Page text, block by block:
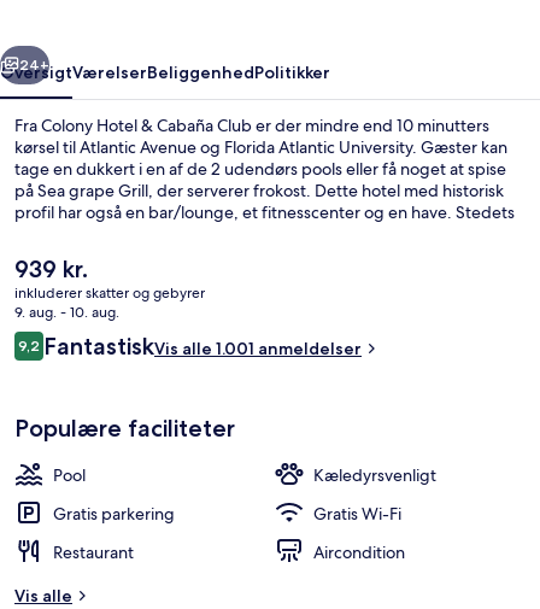
Næste
24+
OversigtVærelserBeliggenhedPolitikker
Fra Colony Hotel & Cabaña Club er der mindre end 10 minutters
kørsel til Atlantic Avenue og Florida Atlantic University. Gæster kan
tage en dukkert i en af de 2 udendørs pools eller få noget at spise
på Sea grape Grill, der serverer frokost. Dette hotel med historisk
profil har også en bar/lounge, et fitnesscenter og en have. Stedets
bedømmelser fra rejsende.
Den
nuværende
pris
er
939 kr.
939 kr.
inkluderer skatter og gebyrer
9. aug. - 10. aug.
Anmeldelser
9,29,2 ud af 10.
FantastiskVis alle 1.001 anmeldelser
Populære faciliteter
Pool
Kæledyrsvenligt
Gratis parkering
Gratis Wi-Fi
Restaurant
Aircondition
Vis alle